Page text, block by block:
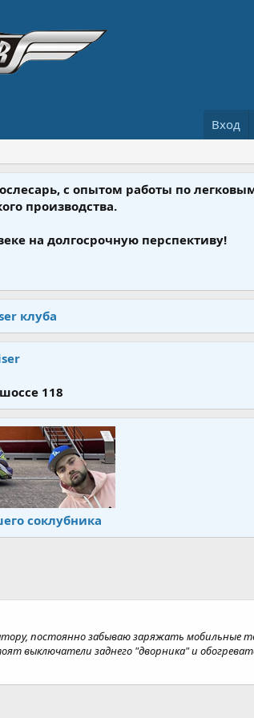
Вход
с опытом работы по
производства.
на долгосрочную перспективу!
клуба
118
соклубника
постоянно забываю заряжать мобильные
выключатели заднего "дворника" и